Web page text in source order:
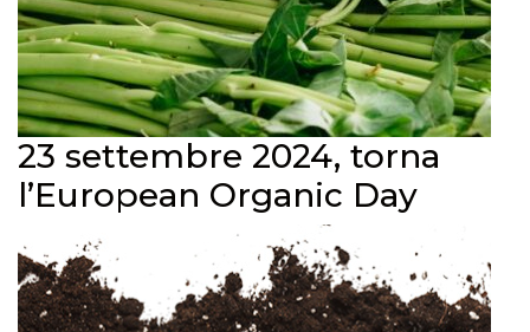
23 settembre 2024, torna
l’European Organic Day